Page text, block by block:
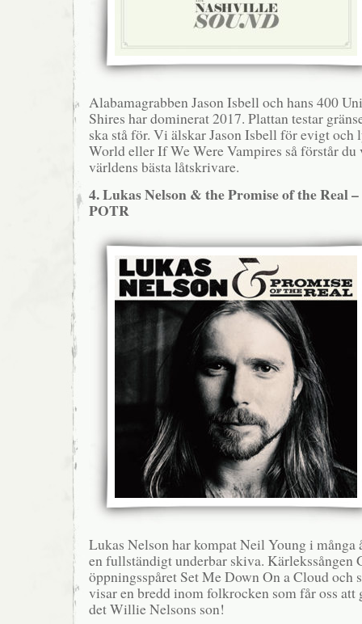
Alabamagrabben Jason Isbell och hans 400
Shires har dominerat 2017. Plattan testar
ska stå för. Vi älskar Jason Isbell för evigt och
World eller If We Were Vampires så förstår du
världens bästa låtskrivare.
4. Lukas Nelson & the Promise of the Real
POTR
Lukas Nelson har kompat Neil Young i många
en fullständigt underbar skiva. Kärlekssången
öppningsspåret Set Me Down On a Cloud och
visar en bredd inom folkrocken som får oss att
det Willie Nelsons son!